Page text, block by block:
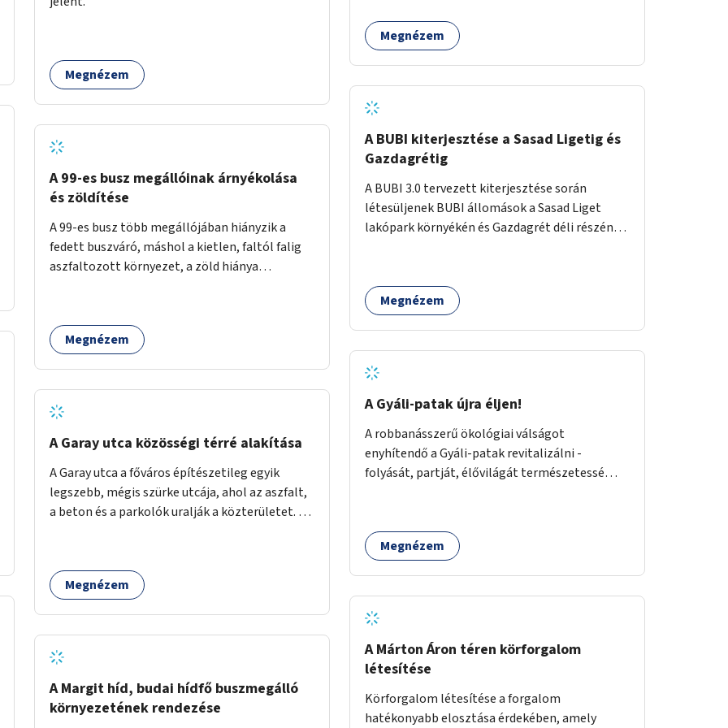
időszakokban zsúfolt 5-ös autóbusz
Megnézem
A 99-es busz megállóinak árnyékolása
és zöldítése
A 99-es busz több megállójában hiányzik a
fedett buszváró, máshol a kietlen, faltól falig
aszfaltozott környezet, a zöld hiánya
zöldítéssel is össze lehetne kötni: ahol
megoldható, ott az utasváróra vagy akár
megállókat.
Megnézem
A Garay utca közösségi térré alakítása
A Garay utca a főváros építészetileg egyik
legszebb, mégis szürke utcája, ahol az aszfalt,
a beton és a parkolók uralják a közterületet. Az
közösségbarát terület létrehozásának. A
szakaszon a parkolás átszervezésével
sakkasztal és egy lábbal tekerhető
mobiltöltőpont tennék kellemesebbé (és
hűvösebbé) a környéken lakók és az arra járók
mindennapjait.
Megnézem
A Margit híd, budai hídfő buszmegálló
környezetének rendezése
alkalmas lenne egy nagy biodiverzitású hosszú
kert kialakítására, több szintű növényzettel,
Megnézem
A BUBI kiterjesztése a Sasad Ligetig és
Gazdagrétig
A BUBI 3.0 tervezett kiterjesztése során
létesüljenek BUBI állomások a Sasad Liget
lakópark környékén és Gazdagrét déli részén
Megnézem
A Gyáli-patak újra éljen!
A robbanásszerű ökológiai válságot
enyhítendő a Gyáli-patak revitalizálni -
folyását, partját, élővilágát természetessé
terhelt módon. Élő kapcsolatot létrehozni
Soroksár és a patak között, illetve a
vezetésével.
Megnézem
A Márton Áron téren körforgalom
létesítése
Körforgalom létesítése a forgalom
hatékonyabb elosztása érdekében, amely